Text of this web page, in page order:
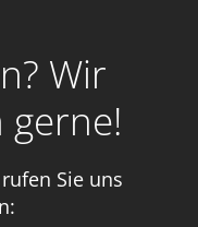
Wir
Sie uns